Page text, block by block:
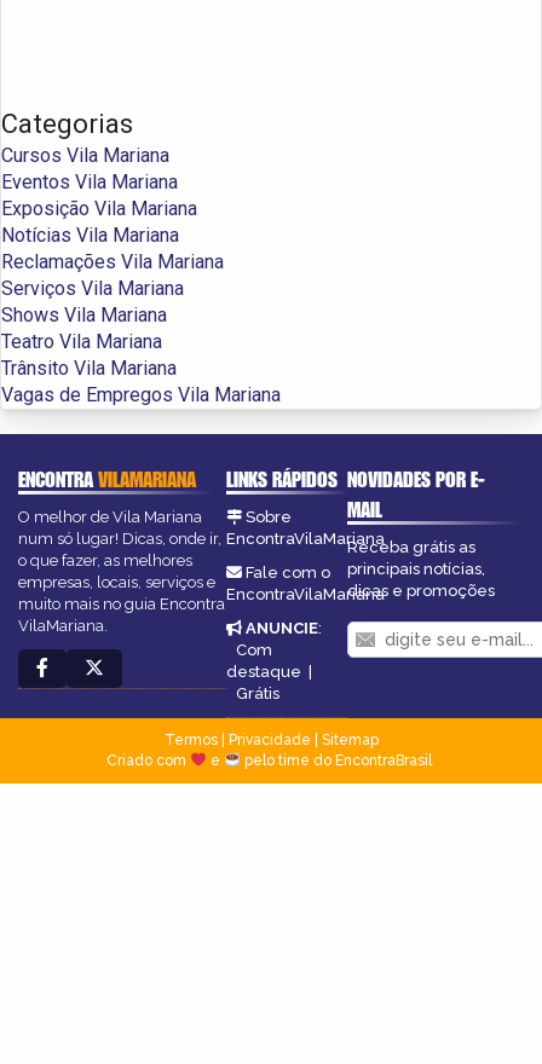
Categorias
Cursos Vila Mariana
Eventos Vila Mariana
Exposição Vila Mariana
Notícias Vila Mariana
Reclamações Vila Mariana
Serviços Vila Mariana
Shows Vila Mariana
Teatro Vila Mariana
Trânsito Vila Mariana
Vagas de Empregos Vila Mariana
ENCONTRAVILAMARIANA
O melhor de Vila Mariana
num só lugar! Dicas, onde ir,
o que fazer, as melhores
empresas, locais, serviços e
muito mais no guia Encontra
VilaMariana.
LINKS RÁPIDOS
Sobre
EncontraVilaMariana
Fale com o
EncontraVilaMariana
ANUNCIE:
Com
destaque |
Grátis
NOVIDADES POR E-
MAIL
Receba grátis as
principais notícias,
dicas e promoções
Termos| Privacidade
Sitemap
Criado com
e pelo time do EncontraBrasil